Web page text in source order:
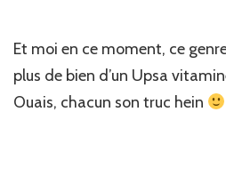
Et moi en ce moment, ce
plus de bien d’un Upsa
Ouais, chacun son truc hein